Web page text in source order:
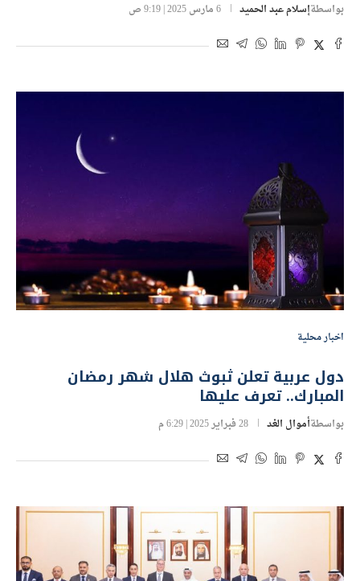
بواسطةإسلام عبد الحميد 6 مارس 2025 | 9:19 ص
اخبار محلية
دول عربية تعلن ثبوث هلال شهر رمضان
المبارك.. تعرف عليها
بواسطةأموال الغد 28 فبراير 2025 | 6:29 م